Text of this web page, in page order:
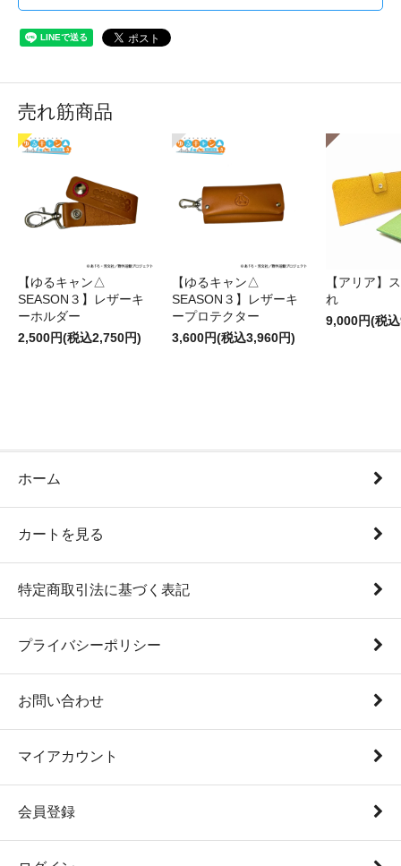
売れ筋商品
【ゆるキャン△
SEASON３】レザーキ
ーホルダー
2,500円(税込2,750円)
【ゆるキャン△
SEASON３】レザーキ
ープロテクター
3,600円(税込3,960円)
【アリア】
れ
9,000円(税
ホーム
カートを見る
特定商取引法に基づく表記
プライバシーポリシー
お問い合わせ
マイアカウント
会員登録